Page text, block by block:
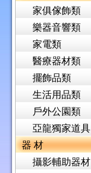
家俱傢飾類
樂器音響類
家電類
醫療器材類
擺飾品類
生活用品類
戶外公園類
亞龍獨家道具
器 材
攝影輔助器材